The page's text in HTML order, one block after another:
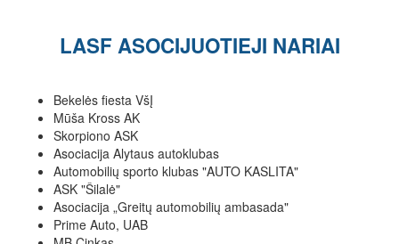
LASF ASOCIJUOTIEJI NARIAI
Bekelės fiesta VšĮ
Mūša Kross AK
Skorpiono ASK
Asociacija Alytaus autoklubas
Automobilių sporto klubas "AUTO KASLITA"
ASK "Šilalė"
Asociacija „Greitų automobilių ambasada"
Prime Auto, UAB